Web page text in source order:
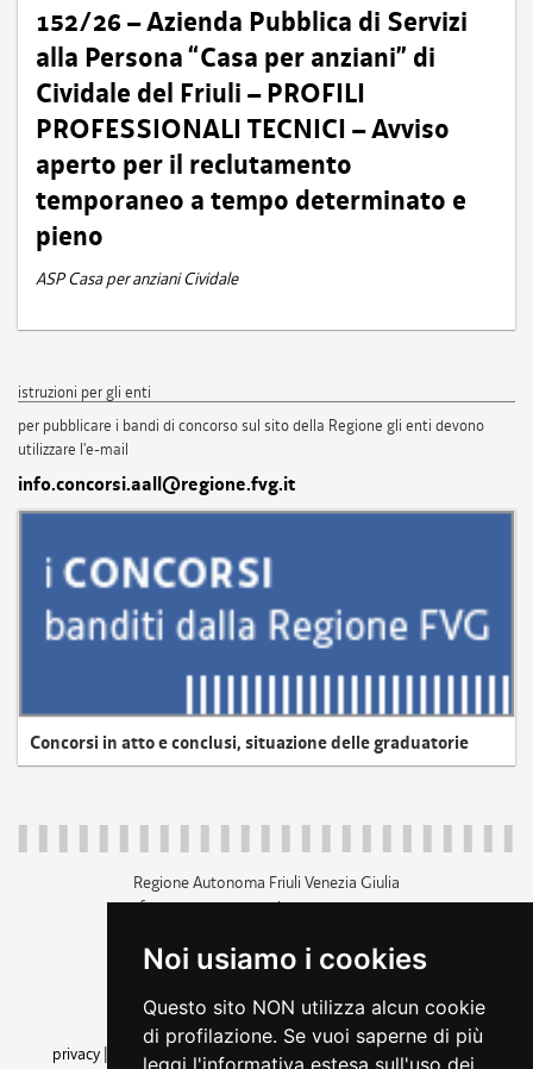
Noi usiamo i cookies
Questo sito NON utilizza alcun cookie
di profilazione. Se vuoi saperne di più
leggi l'informativa estesa sull'uso dei
152/26 – Azienda Pubblica di Servizi
alla Persona “Casa per anziani” di
Cividale del Friuli – PROFILI
PROFESSIONALI TECNICI – Avviso
aperto per il reclutamento
temporaneo a tempo determinato e
pieno
ASP Casa per anziani Cividale
istruzioni per gli enti
per pubblicare i bandi di concorso sul sito della Regione gli enti devono
utilizzare l'e-mail
info.concorsi.aall@regione.fvg.it
Concorsi in atto e conclusi, situazione delle graduatorie
Regione Autonoma Friuli Venezia Giulia
c.f. 80014930327; p.iva 00526040324
+39 040 3771111
amministrazione trasparente
privacy
cookie |note legali accessibilità
dichiarazione di